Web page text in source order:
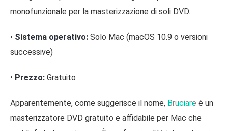
monofunzionale per la masterizzazione di soli DVD.
• Sistema operativo: Solo Mac (macOS 10.9 o versioni
successive)
• Prezzo: Gratuito
Apparentemente, come suggerisce il nome, Bruciare è un
masterizzatore DVD gratuito e affidabile per Mac che